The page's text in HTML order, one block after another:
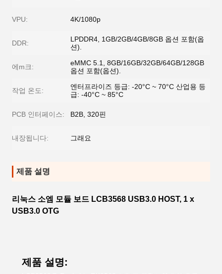
VPU: 4K/1080p
DDR:
LPDDR4, 1GB/2GB/4GB/8GB 옵션 포함(옵
션).
에m크:
eMMC 5.1, 8GB/16GB/32GB/64GB/128GB
옵션 포함(옵션).
작업 온도:
엔터프라이즈 등급: -20°C ~ 70°C 산업용 등
급: -40°C ~ 85°C
PCB 인터페이스: B2B, 320핀
내장됩니다: 그래요
제품 설명
리눅스 소엠 모듈 보드 LCB3568 USB3.0 HOST, 1 x
USB3.0 OTG
제품 설명: